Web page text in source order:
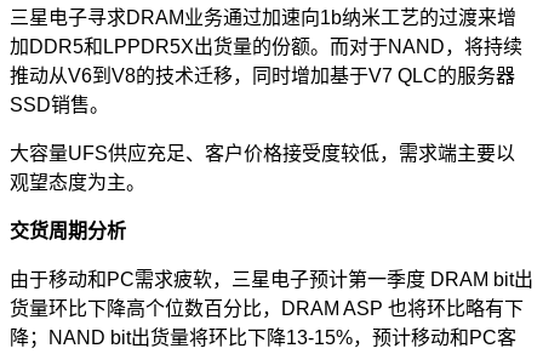
三星电子寻求DRAM业务通过加速向1b纳米工艺的过渡来增
加DDR5和LPPDR5X出货量的份额。而对于NAND，将持续
推动从V6到V8的技术迁移，同时增加基于V7 QLC的服务器
SSD销售。
大容量UFS供应充足、客户价格接受度较低，需求端主要以
观望态度为主。
交货周期分析
由于移动和PC需求疲软，三星电子预计第一季度 DRAM bit出
货量环比下降高个位数百分比，DRAM ASP 也将环比略有下
降；NAND bit出货量将环比下降13-15%，预计移动和PC客